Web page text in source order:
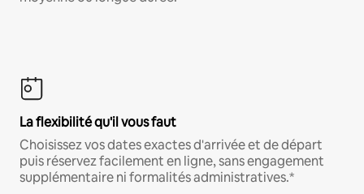
La flexibilité qu'il vous faut
Choisissez vos dates exactes d'arrivée et de départ
puis réservez facilement en ligne, sans engagement
supplémentaire ni formalités administratives.*